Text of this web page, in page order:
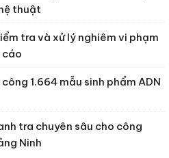
thuật
tra và xử lý nghiêm vi phạm
cáo
1.664 mẫu sinh phẩm ADN
tra chuyên sâu cho công
Ninh